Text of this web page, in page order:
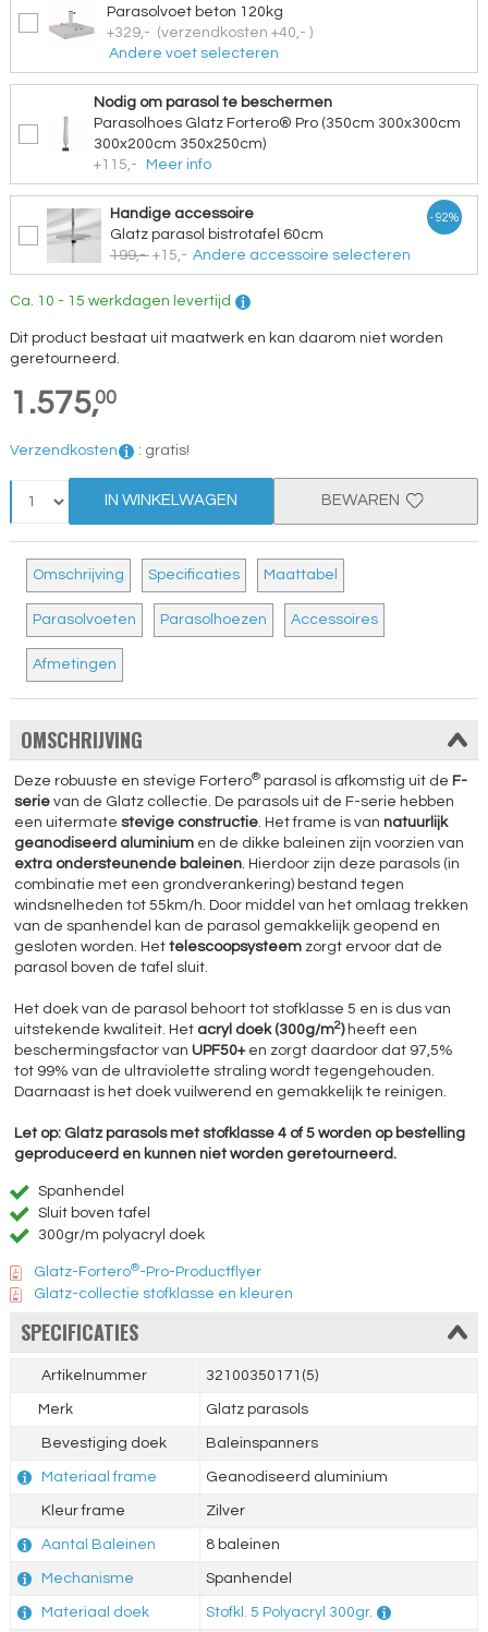
Parasolvoet beton 120kg
+329,- (verzendkosten +40,- )
Andere voet selecteren
Nodig om parasol te beschermen
Parasolhoes Glatz Fortero® Pro (350cm 300x300cm
300x200cm 350x250cm)
+115,-
Meer info
Handige accessoire
Glatz parasol bistrotafel 60cm
199,- +15,- Andere accessoire selecteren
- 92%
Ca. 10 - 15 werkdagen levertijd
Dit product bestaat uit maatwerk en kan daarom niet worden
geretourneerd.
1.575,00
Verzendkosten : gratis!
IN WINKELWAGEN BEWAREN
Omschrijving Specificaties Maattabel
Parasolvoeten Parasolhoezen Accessoires
Afmetingen
OMSCHRIJVING
Deze robuuste en stevige Fortero® parasol is afkomstig uit de F-
serie van de Glatz collectie. De parasols uit de F-serie hebben
een uitermatestevige constructie. Het frame is van natuurlijk
geanodiseerd aluminium en de dikke baleinen zijn voorzien van
extra ondersteunende baleinen. Hierdoor zijn deze parasols (in
combinatie met een grondverankering) bestand tegen
windsnelheden tot 55km/h. Door middel van het omlaag trekken
van de spanhendel kan de parasol gemakkelijk geopend en
gesloten worden. Hettelescoopsysteem zorgt ervoor dat de
parasol boven de tafel sluit.
Het doek van de parasol behoort tot stofklasse 5 en is dus van
uitstekende kwaliteit. Het acryl doek (300g/m2)heeft een
beschermingsfactor van UPF50+en zorgt daardoor dat 97,5%
tot 99% van de ultraviolette straling wordt tegengehouden.
Daarnaast is het doek vuilwerend en gemakkelijk te reinigen.
Let op: Glatz parasols met stofklasse 4 of 5 worden op bestelling
geproduceerd en kunnen niet worden geretourneerd.
Spanhendel
Sluit boven tafel
300gr/m polyacryl doek
Glatz-Fortero®-Pro-Productflyer
Glatz-collectie stofklasse en kleuren
SPECIFICATIES
Artikelnummer 32100350171(5)
Merk Glatz parasols
Bevestiging doek Baleinspanners
Materiaal frame Geanodiseerd aluminium
Kleur frame Zilver
Aantal Baleinen 8 baleinen
Mechanisme Spanhendel
Materiaal doek Stofkl. 5 Polyacryl 300gr.